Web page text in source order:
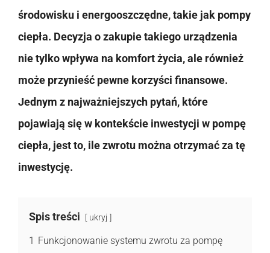
środowisku i energooszczędne, takie jak pompy
ciepła. Decyzja o zakupie takiego urządzenia
nie tylko wpływa na komfort życia, ale również
może przynieść pewne korzyści finansowe.
Jednym z najważniejszych pytań, które
pojawiają się w kontekście inwestycji w pompę
ciepła, jest to, ile zwrotu można otrzymać za tę
inwestycję.
Spis treści ukryj
1 Funkcjonowanie systemu zwrotu za pompę